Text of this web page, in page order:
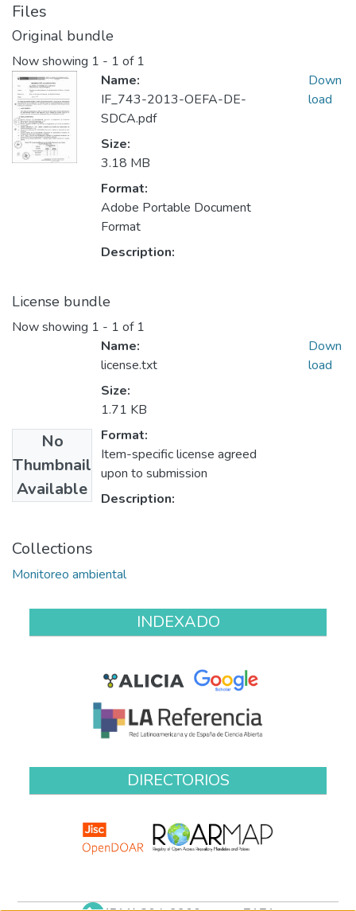
Files
Original bundle
Now showing 1 - 1 of 1
Name:
IF_743-2013-OEFA-DE-
SDCA.pdf
Size:
3.18 MB
Format:
Adobe Portable Document
Format
Description:
Down
load
License bundle
Now showing 1 - 1 of 1
No
Thumbnail
Available
Name:
license.txt
Size:
1.71 KB
Format:
Item-specific license agreed
upon to submission
Description:
Down
load
Collections
Monitoreo ambiental
INDEXADO
DIRECTORIOS